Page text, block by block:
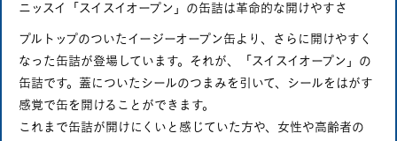
ニッスイ「スイスイオープン」の缶詰は革命的な開けやすさ
プルトップのついたイージーオープン缶より、さらに開けやすく
なった缶詰が登場しています。それが、「スイスイオープン」の
缶詰です。蓋についたシールのつまみを引いて、シールをはがす
感覚で缶を開けることができます。
これまで缶詰が開けにくいと感じていた方や、女性や高齢者の